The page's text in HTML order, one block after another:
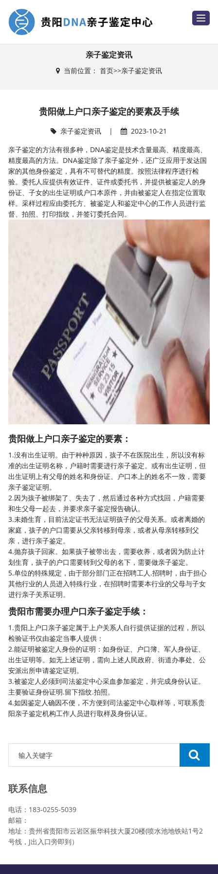
T
o
亲子鉴定资讯
当前位置： 首页>>亲子鉴定资讯
贵阳做上户口亲子鉴定的要素及手续
亲子鉴定资讯 |
2023-10-21
亲子鉴定的方法有很多种，DNA鉴定是技术含量最高、精度最高、
精度最高的方法。DNA鉴定除了亲子鉴定外，还广泛应用于发达国
家的其他身份鉴定，具有不可替代的精度。按照法律程序进行检
验。委托人应提供有效证件、证件或委托书，并提供被鉴定人的身
份证、子女的出生证明或户口本原件，并由被鉴定人在指定位置取
样。采样过程应由委托方、被鉴定人和鉴定中心的工作人员进行监
督、拍照、打印指纹，并签订委托合同。
贵阳做上户口亲子鉴定的要素：
1.没有出生证明。由于种种原因，孩子不在医院出生，所以没有标
准的出生证明名称，户籍时需要进行亲子鉴定。或有出生证明，但
出生证明上有父母的姓名和身份证、户口本上的姓名不一致，需要
亲子鉴定证明。
2.因为孩子被绑架了、失去了，然后通过各种方式找回，户籍需要
和生父母一起去，并要求亲子鉴定报告确认。
3.未婚生育，目前法定证书无法证明孩子的父母关系。或者离婚的
家庭，孩子的户口需要从父亲转移到母亲，或者从母亲转移到父
亲，进行亲子鉴定。
4.抛弃孩子回家。如果孩子被带出去，需要收养，或者因为防止计
划生育，孩子的户口需要转到父母的名下，需要做亲子鉴定。
5.单位的特殊规定，由于部分部门正在招聘工人.招聘时，由于担心
其他行业的人员进入特殊行业，在招聘时需要本行业的父母与子女
进行亲子关系证明。
贵阳市需要办理户口亲子鉴定手续：
1.贵阳上户口亲子鉴定属于上户关系人自行提供证据的过程，所以
检验证书仅由鉴定当事人提供：
2.能证明被鉴定人身份的证明：如身份证、户口簿、军人身份证、
出生证明等。如无上述证明，需向上述人民政府、街道办事处、公
安派出所申请鉴定证明。
3.被鉴定人必须到司法鉴定中心采血参加鉴定，并完成身份认证。
主要验证身份证明.留下指纹.拍照。
4.如因鉴定人确因不便，不方便到司法鉴定中心取样等，可联系贵
阳亲子鉴定机构工作人员进行取样及身份认证。
联系信息
电话：183-0255-5039
邮箱：
地址：贵州省贵阳市云岩区振华科技大厦20楼(喷水池地铁站1号2
号线，J出入口旁即到）